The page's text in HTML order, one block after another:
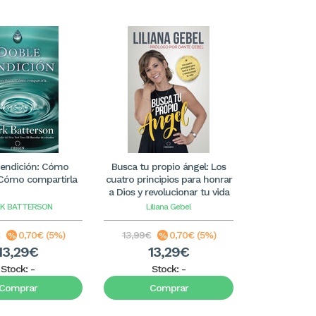
Cómo
compartirla
BATTERSON
0,70€ (5%)
Stock: -
Busca tu propio ángel: Los
cuatro principios para honrar
a Dios y revolucionar tu vida
Liliana Gebel
13,99€ 0,70€ (5%)
13,29€
Stock: -
Comprar